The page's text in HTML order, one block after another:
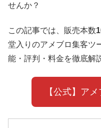
せんか？
この記事では、販売本数
堂入りのアメブロ集客ツ
能・評判・料金を徹底解
【公式】ア